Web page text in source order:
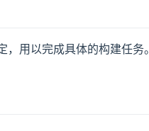
用以完成具体的构建任务。